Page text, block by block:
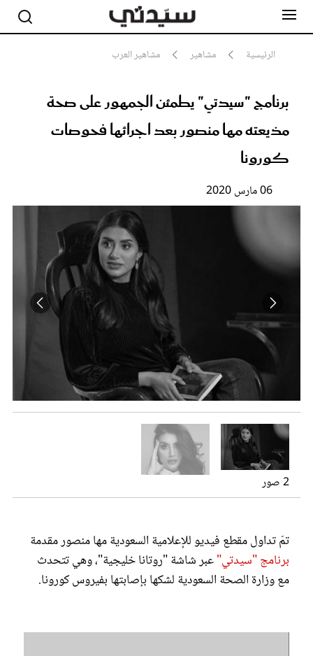
الرئيسية مشاهير مشاهير العرب
برنامج "سيدتي" يطمئن الجمهور على صحة
مذيعته مها منصور بعد اجرائها فحوصات
كورونا
06 مارس 2020
2 صور
تمّ تداول مقطع فيديو للإعلامية السعودية مها منصور مقدمة
برنامج "سيدتي"عبر شاشة "روتانا خليجية"، وهي تتحدث
مع وزارة الصحة السعودية لشكها بإصابتها بفيروس كورونا.
مشاهير
أناقة
جمال
سيدتي وطفلك
مطبخ سيدتي
مقالات الرأي
تقارير
عروس سيدتي
غلاف رفمي